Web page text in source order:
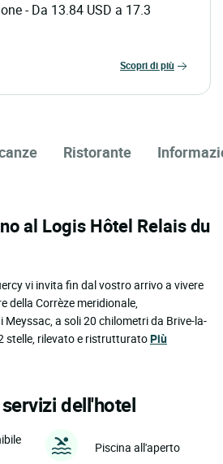
- Da 13.84 USD a 17.3
scopri di più
Ristorante
al Logis Hôtel Relais du
vi invita fin dal vostro arrivo a vivere
della Corrèze meridionale,
Meyssac, a soli 20 chilometri da Brive-la-
stelle, rilevato e ristrutturatoPiù
dell'hotel
Piscina all'aperto